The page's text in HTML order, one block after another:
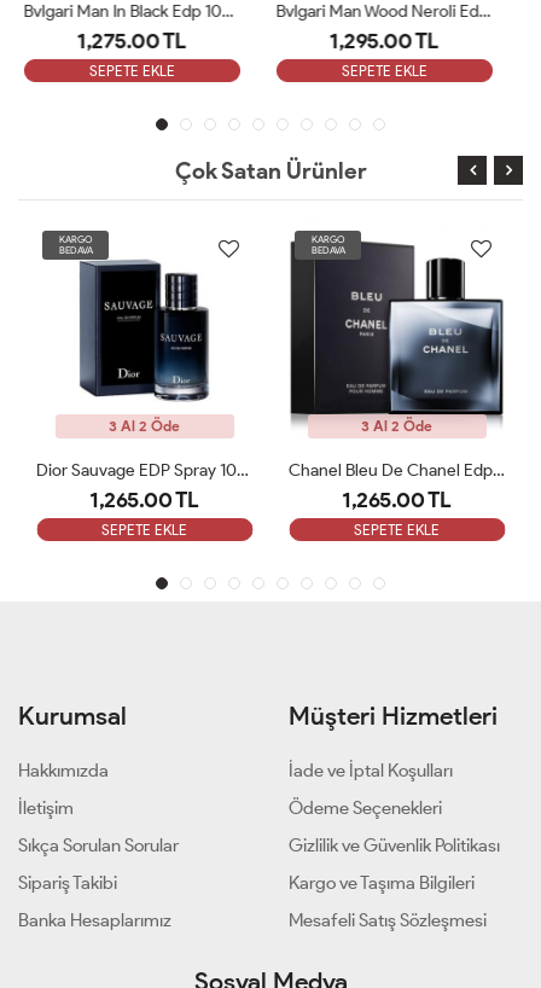
1,295.00 TL
SEPETE EKLE
1,350.00 TL
SEPETE EKLE
Çok Satan Ürünler
KARGO
BEDAVA
3 Al 2 Öde
Chanel Bleu De Chanel Edp 100 Ml ARC
1,265.00 TL
SEPETE EKLE
KARGO
BEDAVA
3 Al 2 Öde
Dior Fahrenheit 100 Ml EDT Erkek Parfüm ARC
1,265.00 TL
SEPETE EKLE
Kurumsal
Hakkımızda
İletişim
Sıkça Sorulan Sorular
Sipariş Takibi
Banka Hesaplarımız
Müşteri Hizmetleri
İade ve İptal Koşulları
Ödeme Seçenekleri
Gizlilik ve Güvenlik Politikası
Kargo ve Taşıma Bilgileri
Mesafeli Satış Sözleşmesi
Sosyal Medya